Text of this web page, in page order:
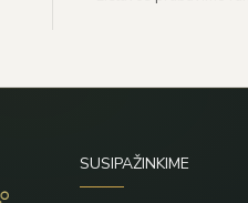
SUSIPAŽINKIME